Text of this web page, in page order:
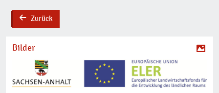
backZurück
Bilder